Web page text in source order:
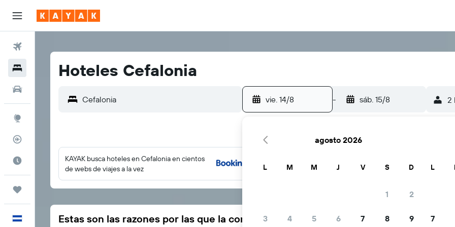
HotelesHoteles Cefalonia
vie. 14/8 - sáb. 15/8 2
KAYAK busca hoteles en Cefalonia en cientos
de webs de viajes a la vez
Estas son las razones por las que la comunidad viajera elige KAYAK
agosto 2026
L M M J V S D
1 2
3 4 5 6 7 8 9
L
7